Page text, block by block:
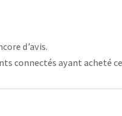
d’avis.
connectés ayant acheté